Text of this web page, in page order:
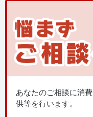
あなたのご相談に消
供等を行います。